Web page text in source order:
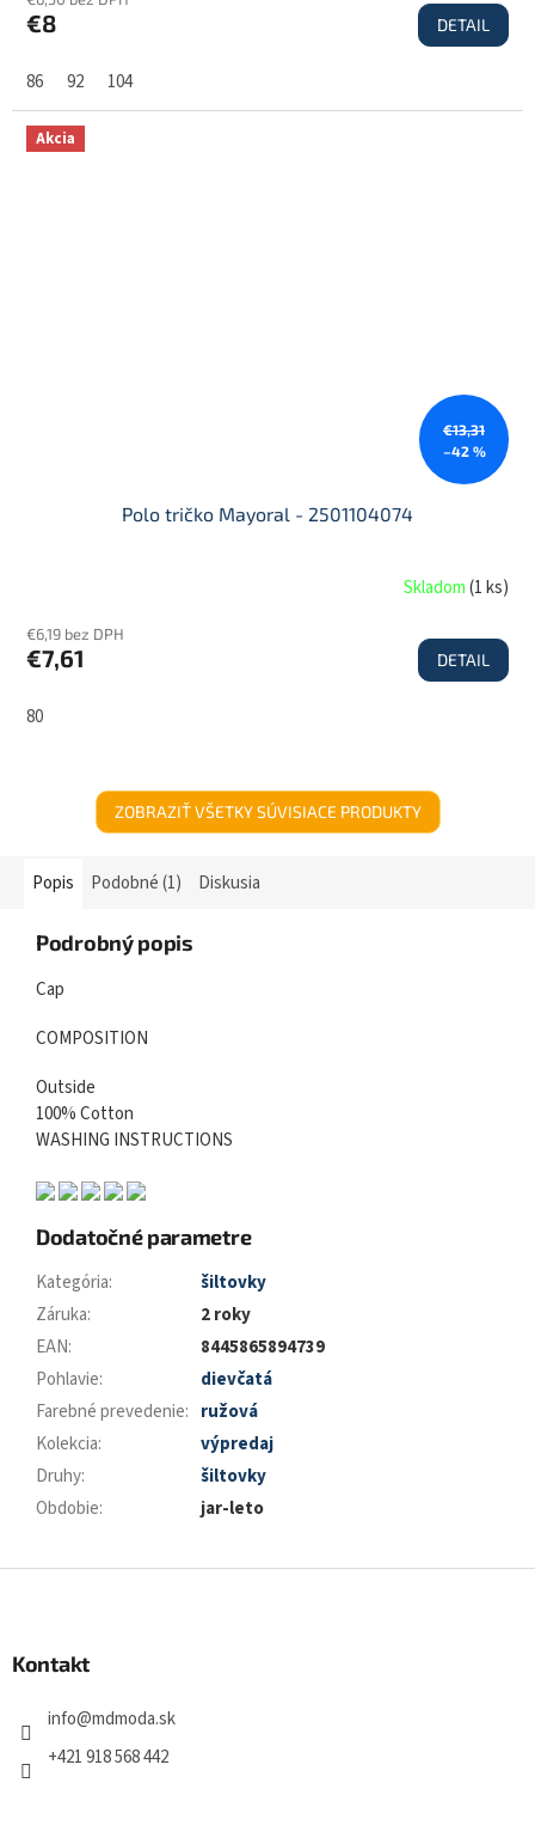
€8 DETAIL
86 92 104
Akcia
€13,31
–42 %
Polo tričko Mayoral - 2501104074
Skladom(1 ks)
€6,19 bez DPH
€7,61 DETAIL
80
ZOBRAZIŤ VŠETKY SÚVISIACE PRODUKTY
Popis Podobné (1) Diskusia
Podrobný popis
Cap
COMPOSITION
Outside
100% Cotton
WASHING INSTRUCTIONS
Dodatočné parametre
Kategória:
šiltovky
Záruka:
2 roky
EAN:
8445865894739
Pohlavie:
dievčatá
Farebné prevedenie: ružová
Kolekcia:
výpredaj
Druhy:
šiltovky
Obdobie: jar-leto
Kontakt
info@mdmoda.sk
+421 918 568 442